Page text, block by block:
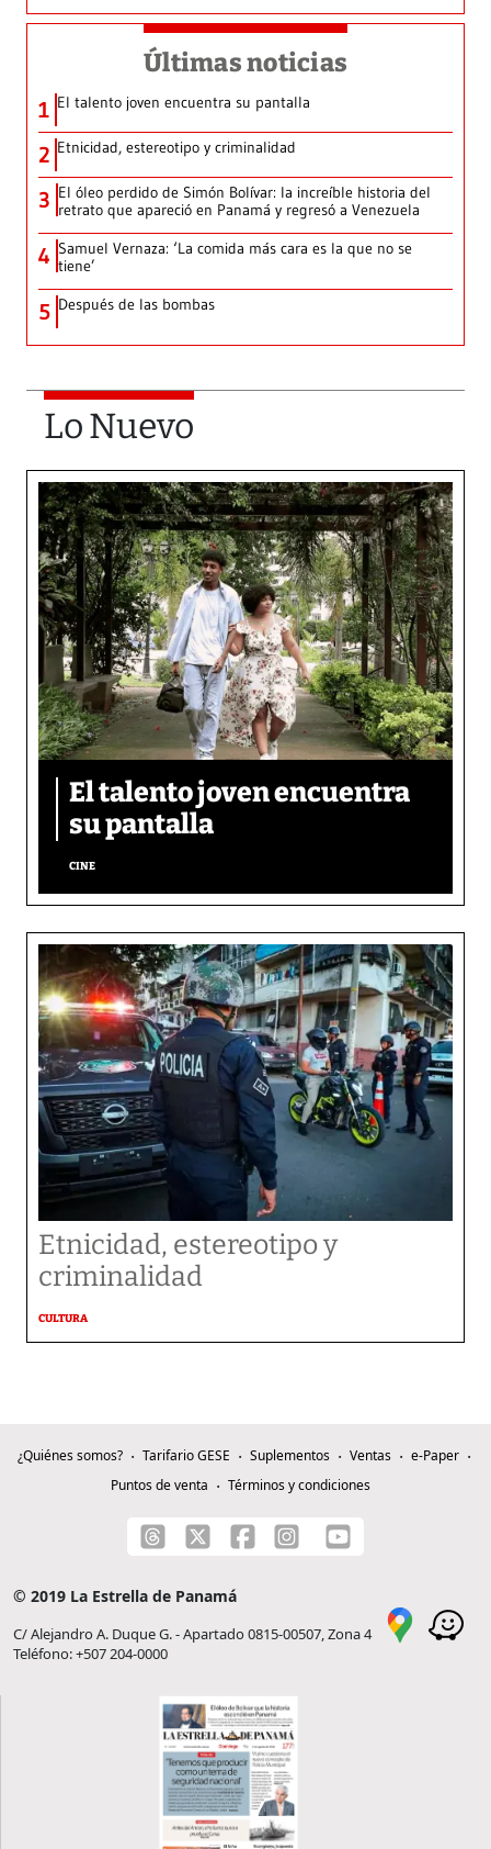
Últimas noticias
1 El talento joven encuentra su pantalla​
2 Etnicidad, estereotipo y criminalidad
3 El óleo perdido de Simón Bolívar: la increíble historia del
retrato que apareció en Panamá y regresó a Venezuela
4 Samuel Vernaza: ‘La comida más cara es la que no se
tiene’
5 Después de las bombas
Lo Nuevo
El talento joven encuentra
su pantalla​
CINE
Etnicidad, estereotipo y
criminalidad
CULTURA
¿Quiénes somos? Tarifario GESE Suplementos Ventas
e-Paper
Puntos de venta
Términos y condiciones
© 2019 La Estrella de Panamá
C/ Alejandro A. Duque G. - Apartado 0815-00507, Zona 4
Teléfono: +507 204-0000